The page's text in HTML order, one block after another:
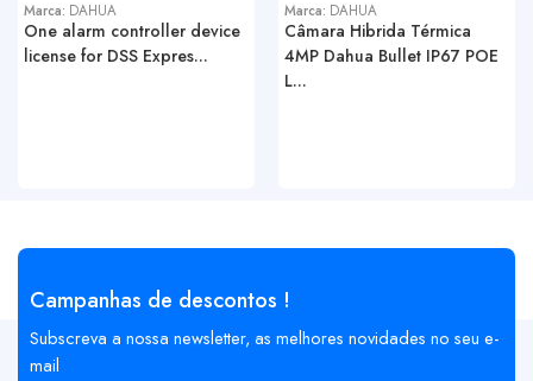
Marca: DAHUA
One alarm controller device
license for DSS Expres...
Marca: DAHUA
Câmara Hibrida Térmica
4MP Dahua Bullet IP67 POE
L...
Campanhas de descontos !
Subscreva a nossa newsletter, as melhores novidades no seu e-
mail